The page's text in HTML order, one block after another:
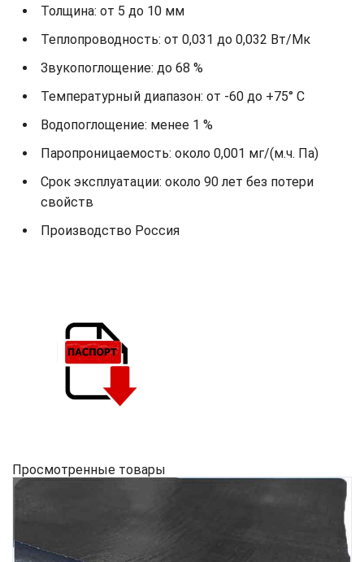
Толщина: от 5 до 10 мм
Теплопроводность: от 0,031 до 0,032 Вт/Мк
Звукопоглощение: до 68 %
Температурный диапазон: от -60 до +75° С
Водопоглощение: менее 1 %
Паропроницаемость: около 0,001 мг/(м.ч. Па)
Срок эксплуатации: около 90 лет без потери
свойств
Производство Россия
Просмотренные товары